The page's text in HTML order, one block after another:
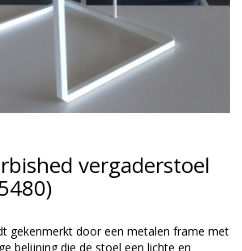
vergaderstoel
gekenmerkt door een metalen frame met
belijning die de stoel een lichte en